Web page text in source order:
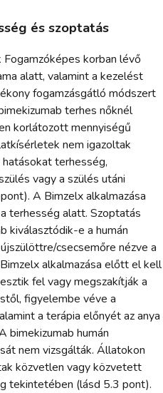
és szoptatás
korban lévő
alatt, valamint a kezelést
fogamzásgátló módszert
terhes nőknél
korlátozott mennyiségű
nem igazoltak
terhesség,
vagy a szülés utáni
A Bimzelx alkalmazása
terhesség alatt. Szoptatás
kiválasztódik-e a humán
csecsemőre nézve a
alkalmazása előtt el kell
fel vagy megszakítják a
figyelembe véve a
a terápia előnyét az anya
bimekizumab humán
nem vizsgálták. Állatokon
közvetlen vagy közvetett
tekintetében (lásd 5.3 pont).